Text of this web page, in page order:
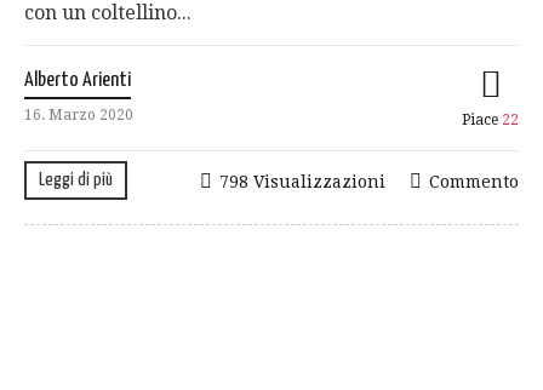
con un coltellino...
Alberto Arienti
16. Marzo 2020 Piace 22
Leggi di più Commento
798 Visualizzazioni